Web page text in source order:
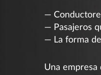
—
— Pasajeros
— La forma
Una